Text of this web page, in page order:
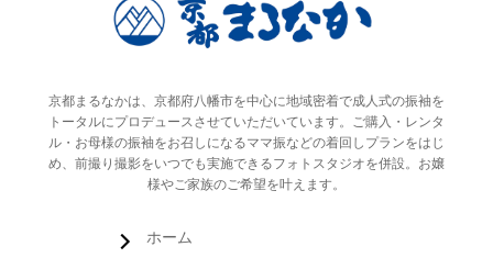
京都まるなかは、京都府八幡市を中心に地域密着で成人式の振袖を
トータルにプロデュースさせていただいています。ご購入・レンタ
ル・お母様の振袖をお召しになるママ振などの着回しプランをはじ
め、前撮り撮影をいつでも実施できるフォトスタジオを併設。お嬢
様やご家族のご希望を叶えます。
ホーム